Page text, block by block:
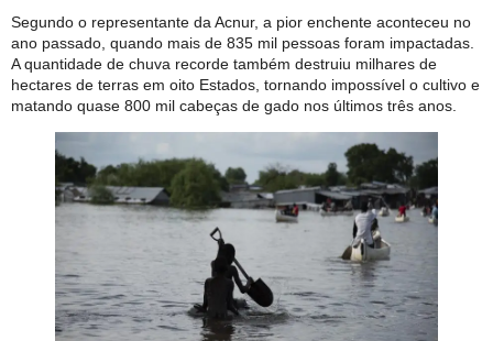
Segundo o representante da Acnur, a pior enchente aconteceu no
ano passado, quando mais de 835 mil pessoas foram impactadas.
A quantidade de chuva recorde também destruiu milhares de
hectares de terras em oito Estados, tornando impossível o cultivo e
matando quase 800 mil cabeças de gado nos últimos três anos.